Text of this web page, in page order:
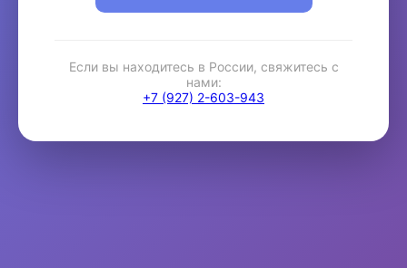
Если вы находитесь в России, свяжитесь с
нами:
+7 (927) 2-603-943